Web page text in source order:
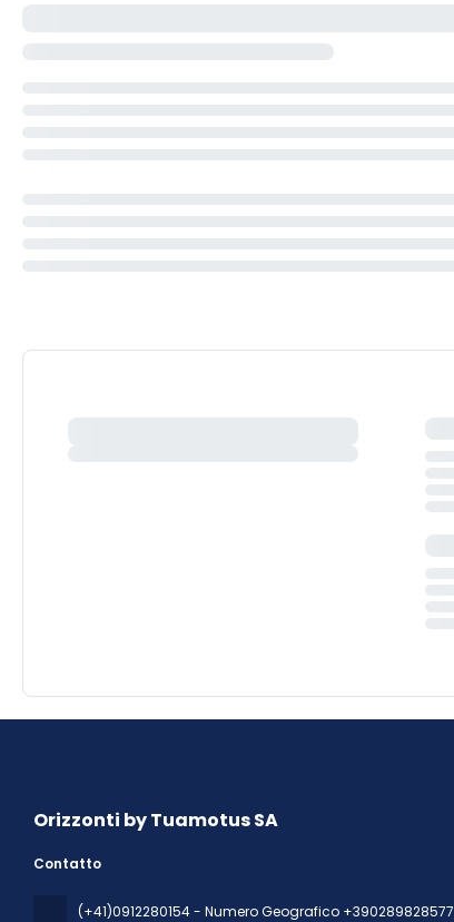
Orizzonti by Tuamotus SA
Contatto
(+41)0912280154 - Numero Geografico +390289828577